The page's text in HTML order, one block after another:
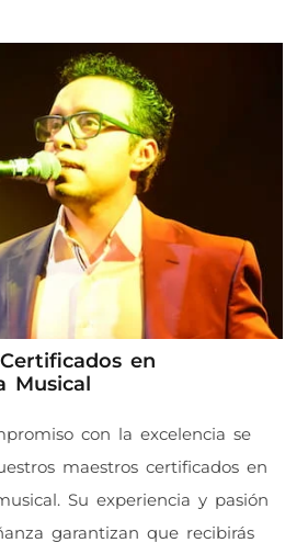
en
Musical
con la excelencia se
maestros certificados en
Su experiencia y pasión
garantizan que recibirás